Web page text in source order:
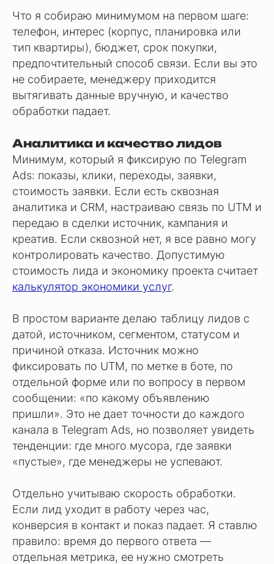
Что я собираю минимумом на первом шаге:
телефон, интерес (корпус, планировка или
тип квартиры), бюджет, срок покупки,
предпочтительный способ связи. Если вы это
не собираете, менеджеру приходится
вытягивать данные вручную, и качество
обработки падает.
Аналитика и качество лидов
Минимум, который я фиксирую по Telegram
Ads: показы, клики, переходы, заявки,
стоимость заявки. Если есть сквозная
аналитика и CRM, настраиваю связь по UTM и
передаю в сделки источник, кампания и
креатив. Если сквозной нет, я все равно могу
контролировать качество. Допустимую
стоимость лида и экономику проекта считает
калькулятор экономики услуг.
В простом варианте делаю таблицу лидов с
датой, источником, сегментом, статусом и
причиной отказа. Источник можно
фиксировать по UTM, по метке в боте, по
отдельной форме или по вопросу в первом
сообщении: «по какому объявлению
пришли». Это не дает точности до каждого
канала в Telegram Ads, но позволяет увидеть
тенденции: где много мусора, где заявки
«пустые», где менеджеры не успевают.
Отдельно учитываю скорость обработки.
Если лид уходит в работу через час,
конверсия в контакт и показ падает. Я ставлю
правило: время до первого ответа —
отдельная метрика, ее нужно смотреть